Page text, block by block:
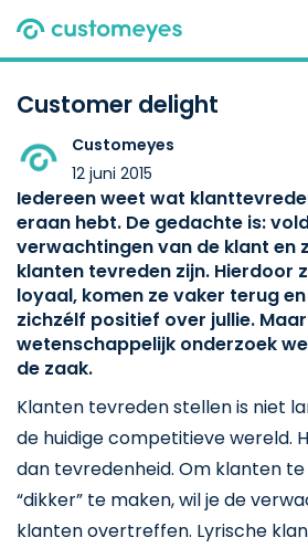
Customer delight
Customeyes
12 juni 2015
Iedereen weet wat
eraan hebt. De gedachte is:
verwachtingen van de klant en
klanten tevreden zijn. Hierdoor
loyaal, komen ze vaker terug
zichzélf positief over jullie.
wetenschappelijk onderzoek
de zaak.
Klanten tevreden stellen is niet
de huidige competitieve wereld.
dan tevredenheid. Om klanten
“dikker” te maken, wil je de
klanten overtreffen. Lyrische